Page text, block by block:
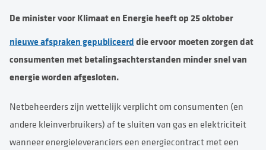
De minister voor Klimaat en Energie heeft op 25 oktober
nieuwe afspraken gepubliceerddie ervoor moeten zorgen dat
consumenten met betalingsachterstanden minder snel van
energie worden afgesloten.
Netbeheerders zijn wettelijk verplicht om consumenten (en
andere kleinverbruikers) af te sluiten van gas en elektriciteit
wanneer energieleveranciers een energiecontract met een